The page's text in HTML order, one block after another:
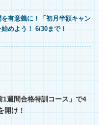
有意義に！「初月半額キャン
めよう！ 6/30まで！
週間合格特訓コース」で4
開け！